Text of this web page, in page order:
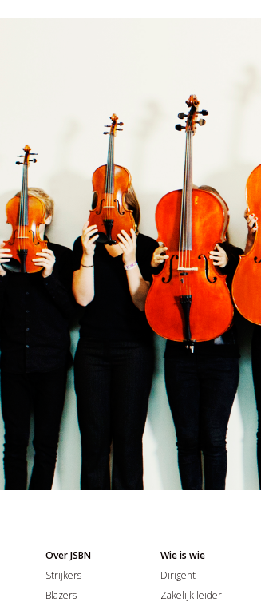
Over JSBN
Strijkers
Blazers
Wie is wie
Dirigent
Zakelijk leider